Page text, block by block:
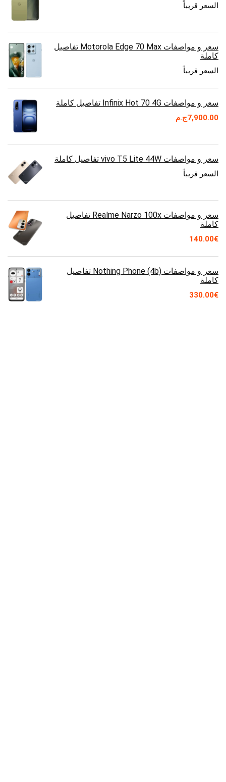
السعر قريباً
سعر و مواصفات Motorola Edge 70 Max تفاصيل
كاملة
السعر قريباً
سعر و مواصفات Infinix Hot 70 4G تفاصيل كاملة
ج.م7,900.00
سعر و مواصفات vivo T5 Lite 44W تفاصيل كاملة
السعر قريباً
سعر و مواصفات Realme Narzo 100x تفاصيل
كاملة
€
140.00
سعر و مواصفات Nothing Phone (4b) تفاصيل
كاملة
€
330.00